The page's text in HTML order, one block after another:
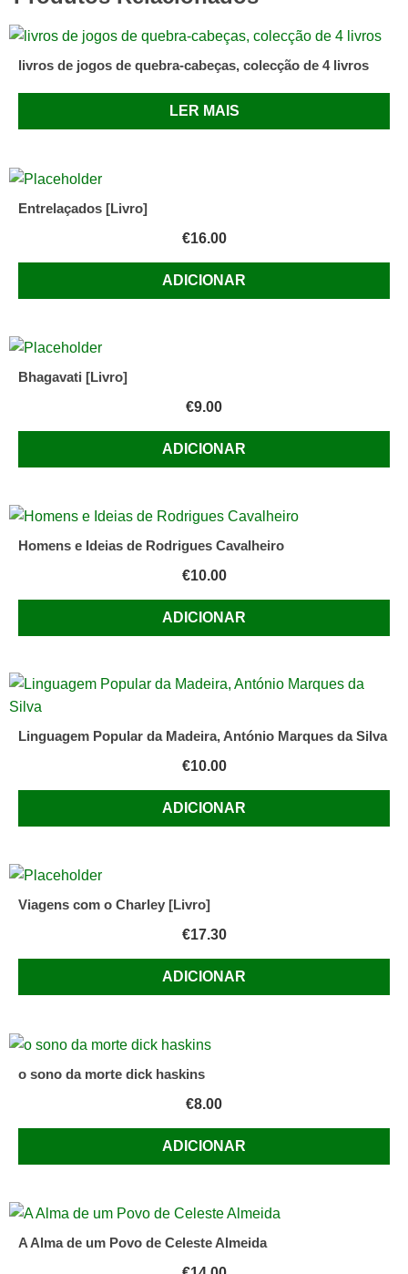
DE
UDOLFO
Radcliffe
livros de jogos de quebra-cabeças, colecção de 4 livros
LER MAIS
Entrelaçados [Livro]
€16.00
ADICIONAR
Bhagavati [Livro]
€9.00
ADICIONAR
Homens e Ideias de Rodrigues Cavalheiro
€10.00
ADICIONAR
Linguagem Popular da Madeira, António Marques da Silva
€10.00
ADICIONAR
Viagens com o Charley [Livro]
€17.30
ADICIONAR
o sono da morte dick haskins
€8.00
ADICIONAR
A Alma de um Povo de Celeste Almeida